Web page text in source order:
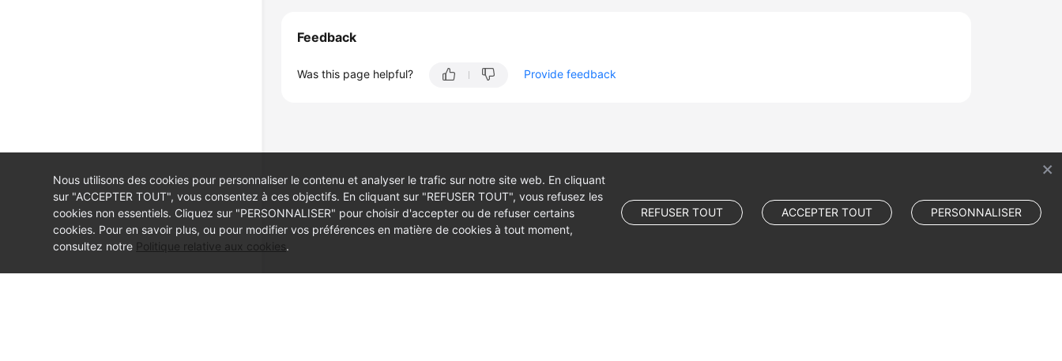
Feedback
Was this page helpful? Provide feedback
Nous utilisons des cookies pour personnaliser le contenu et analyser le trafic sur notre site web. En cliquant
sur "ACCEPTER TOUT", vous consentez à ces objectifs. En cliquant sur "REFUSER TOUT", vous refusez les
cookies non essentiels. Cliquez sur "PERSONNALISER" pour choisir d'accepter ou de refuser certains
cookies. Pour en savoir plus, ou pour modifier vos préférences en matière de cookies à tout moment,
consultez notre Politique relative aux cookies .
REFUSER TOUT ACCEPTER TOUT PERSONNALISER